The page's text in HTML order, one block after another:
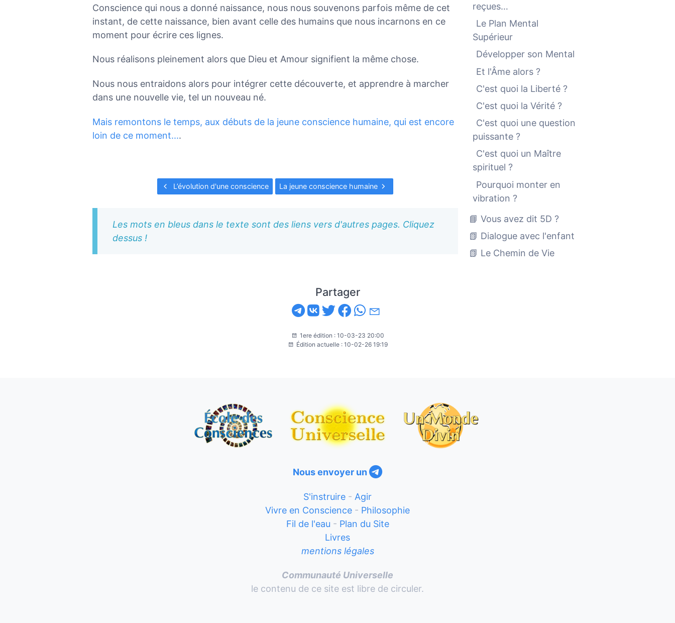
Conscience qui nous a donné naissance, nous nous souvenons parfois même de cet
instant, de cette naissance, bien avant celle des humains que nous incarnons en ce
moment pour écrire ces lignes.
Nous réalisons pleinement alors que Dieu et Amour signifient la même chose.
Nous nous entraidons alors pour intégrer cette découverte, et apprendre à marcher
dans une nouvelle vie, tel un nouveau né.
Mais remontons le temps, aux débuts de la jeune conscience humaine, qui est encore
loin de ce moment....
L’évolution d'une conscience La jeune conscience humaine
Les mots en bleus dans le texte sont des liens vers d'autres pages. Cliquez
dessus !
reçues…
Le Plan Mental
Supérieur
Développer son Mental
Et l'Âme alors ?
C'est quoi la Liberté ?
C'est quoi la Vérité ?
C'est quoi une question
puissante ?
C'est quoi un Maître
spirituel ?
Pourquoi monter en
vibration ?
📘 Vous avez dit 5D ?
📗 Dialogue avec l'enfant
📗 Le Chemin de Vie
Partager
1ere édition : 10-03-23 20:00
Édition actuelle : 10-02-26 19:19
Nous envoyer un
S'instruire - Agir
Vivre en Conscience - Philosophie
Fil de l'eau - Plan du Site
Livres
mentions légales
Communauté Universelle
le contenu de ce site est libre de circuler.